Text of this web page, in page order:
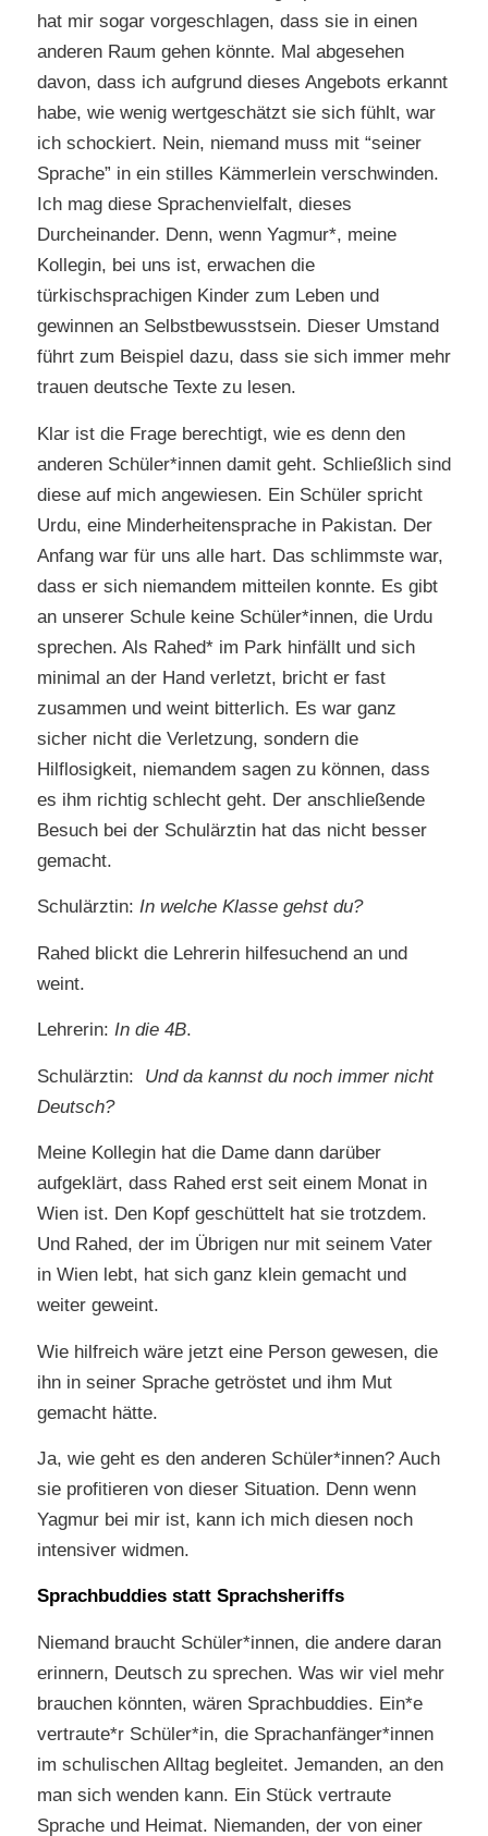
hat mir sogar vorgeschlagen, dass sie in einen
anderen Raum gehen könnte. Mal abgesehen
davon, dass ich aufgrund dieses Angebots erkannt
habe, wie wenig wertgeschätzt sie sich fühlt, war
ich schockiert. Nein, niemand muss mit “seiner
Sprache” in ein stilles Kämmerlein verschwinden.
Ich mag diese Sprachenvielfalt, dieses
Durcheinander. Denn, wenn Yagmur*, meine
Kollegin, bei uns ist, erwachen die
türkischsprachigen Kinder zum Leben und
gewinnen an Selbstbewusstsein. Dieser Umstand
führt zum Beispiel dazu, dass sie sich immer mehr
trauen deutsche Texte zu lesen.
Klar ist die Frage berechtigt, wie es denn den
anderen Schüler*innen damit geht. Schließlich sind
diese auf mich angewiesen. Ein Schüler spricht
Urdu, eine Minderheitensprache in Pakistan. Der
Anfang war für uns alle hart. Das schlimmste war,
dass er sich niemandem mitteilen konnte. Es gibt
an unserer Schule keine Schüler*innen, die Urdu
sprechen. Als Rahed* im Park hinfällt und sich
minimal an der Hand verletzt, bricht er fast
zusammen und weint bitterlich. Es war ganz
sicher nicht die Verletzung, sondern die
Hilflosigkeit, niemandem sagen zu können, dass
es ihm richtig schlecht geht. Der anschließende
Besuch bei der Schulärztin hat das nicht besser
gemacht.
Schulärztin: In welche Klasse gehst du?
Rahed blickt die Lehrerin hilfesuchend an und
weint.
Lehrerin: In die 4B.
Schulärztin: Und da kannst du noch immer nicht
Deutsch?
Meine Kollegin hat die Dame dann darüber
aufgeklärt, dass Rahed erst seit einem Monat in
Wien ist. Den Kopf geschüttelt hat sie trotzdem.
Und Rahed, der im Übrigen nur mit seinem Vater
in Wien lebt, hat sich ganz klein gemacht und
weiter geweint.
Wie hilfreich wäre jetzt eine Person gewesen, die
ihn in seiner Sprache getröstet und ihm Mut
gemacht hätte.
Ja, wie geht es den anderen Schüler*innen? Auch
sie profitieren von dieser Situation. Denn wenn
Yagmur bei mir ist, kann ich mich diesen noch
intensiver widmen.
Sprachbuddies statt Sprachsheriffs
Niemand braucht Schüler*innen, die andere daran
erinnern, Deutsch zu sprechen. Was wir viel mehr
brauchen könnten, wären Sprachbuddies. Ein*e
vertraute*r Schüler*in, die Sprachanfänger*innen
im schulischen Alltag begleitet. Jemanden, an den
man sich wenden kann. Ein Stück vertraute
Sprache und Heimat. Niemanden, der von einer